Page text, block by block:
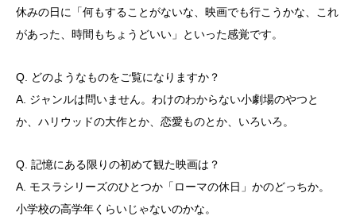
休みの日に「何もすることがないな、映画でも行こうかな、これ
があった、時間もちょうどいい」といった感覚です。
Q. どのようなものをご覧になりますか？
A. ジャンルは問いません。わけのわからない小劇場のやつと
か、ハリウッドの大作とか、恋愛ものとか、いろいろ。
Q. 記憶にある限りの初めて観た映画は？
A. モスラシリーズのひとつか「ローマの休日」かのどっちか。
小学校の高学年くらいじゃないのかな。